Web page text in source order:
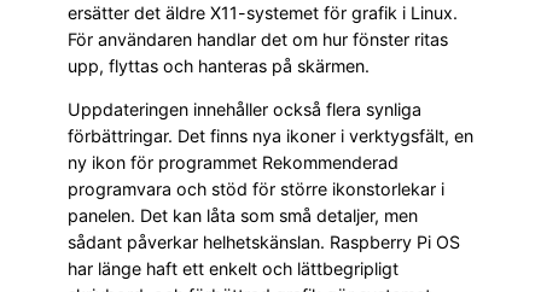
ersätter det äldre X11-systemet för grafik i Linux.
För användaren handlar det om hur fönster ritas
upp, flyttas och hanteras på skärmen.
Uppdateringen innehåller också flera synliga
förbättringar. Det finns nya ikoner i verktygsfält, en
ny ikon för programmet Rekommenderad
programvara och stöd för större ikonstorlekar i
panelen. Det kan låta som små detaljer, men
sådant påverkar helhetskänslan. Raspberry Pi OS
har länge haft ett enkelt och lättbegripligt